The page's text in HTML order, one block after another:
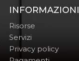
INFORMAZIONI
Risorse
Servizi
Privacy policy